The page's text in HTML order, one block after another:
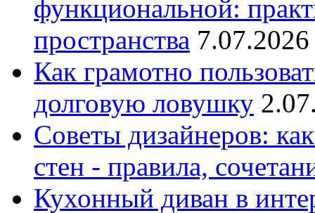
функциональной:
пространства
Как грамотно
долговую ловушку
Советы дизайнеров:
стен - правила,
Кухонный диван в